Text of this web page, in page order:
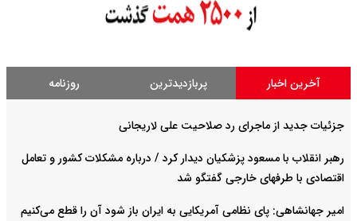
آخرین اخبار پربازدیدترین روزنامه
جزئیات جدید از ماجرای رد صلاحیت علی لاریجانی
رهبر انقلاب با مسعود پزشکیان دیدار کرد / درباره مشکلات کشور و تعامل
اقتصادی با طرفهای خارجی گفتگو شد
امیر جهانشاهی: پای نظامی آمریکایی به ایران باز شود آن را قطع می‌کنیم